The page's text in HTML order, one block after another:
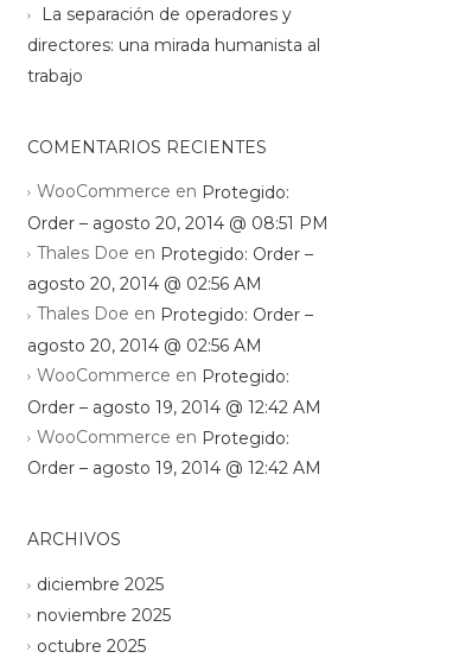
La separación de operadores y
directores: una mirada humanista al
trabajo
COMENTARIOS RECIENTES
WooCommerce en Protegido:
Order – agosto 20, 2014 @ 08:51 PM
Thales Doe en Protegido: Order –
agosto 20, 2014 @ 02:56 AM
Thales Doe en Protegido: Order –
agosto 20, 2014 @ 02:56 AM
WooCommerce en Protegido:
Order – agosto 19, 2014 @ 12:42 AM
WooCommerce en Protegido:
Order – agosto 19, 2014 @ 12:42 AM
ARCHIVOS
diciembre 2025
noviembre 2025
octubre 2025